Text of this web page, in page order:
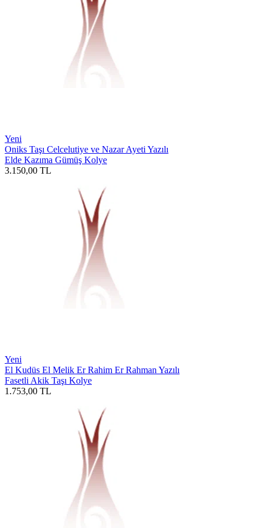
Yeni
Oniks Taşı Celcelutiye ve Nazar Ayeti Yazılı
Elde Kazıma Gümüş Kolye
3.150,00 TL
Yeni
El Kudüs El Melik Er Rahim Er Rahman Yazılı
Fasetli Akik Taşı Kolye
1.753,00 TL